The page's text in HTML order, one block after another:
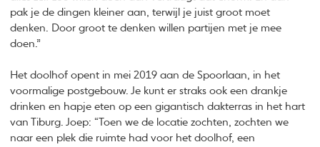
pak je de dingen kleiner aan, terwijl je juist groot moet
denken. Door groot te denken willen partijen met je mee
doen.”
Het doolhof opent in mei 2019 aan de Spoorlaan, in het
voormalige postgebouw. Je kunt er straks ook een drankje
drinken en hapje eten op een gigantisch dakterras in het hart
van Tiburg. Joep: “Toen we de locatie zochten, zochten we
naar een plek die ruimte had voor het doolhof, een